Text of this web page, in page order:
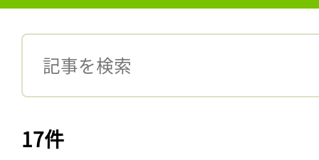
17件